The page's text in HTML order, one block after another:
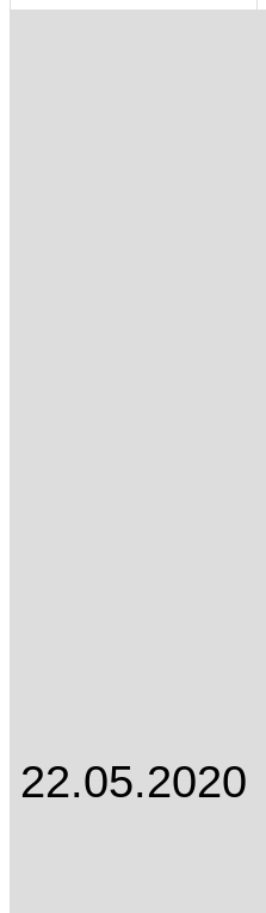
22.05.2020